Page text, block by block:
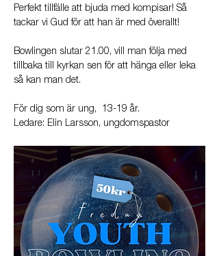
Perfekt tillfälle att bjuda med kompisar! Så
tackar vi Gud för att han är med överallt!
Bowlingen slutar 21.00, vill man följa med
tillbaka till kyrkan sen för att hänga eller leka
så kan man det.
För dig som är ung,  13-19 år.
Ledare: Elin Larsson, ungdomspastor